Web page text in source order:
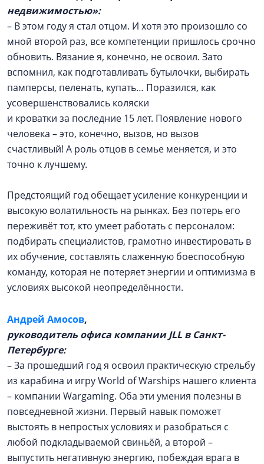
недвижимостью»:
– В этом году я стал отцом. И хотя это произошло со
мной второй раз, все компетенции пришлось срочно
обновить. Вязание я, конечно, не освоил. Зато
вспомнил, как подготавливать бутылочки, выбирать
памперсы, пеленать, купать… Поразился, как
усовершенствовались коляски
и кроватки за последние 15 лет. Появление нового
человека – это, конечно, вызов, но вызов
счастливый! А роль отцов в семье меняется, и это
точно к лучшему.
Предстоящий год обещает усиление конкуренции и
высокую волатильность на рынках. Без потерь его
переживёт тот, кто умеет работать с персоналом:
подбирать специалистов, грамотно инвестировать в
их обучение, составлять слаженную боеспособную
команду, которая не потеряет энергии и оптимизма в
условиях высокой неопределённости.
Андрей Амосов,
руководитель офиса компании JLL в Санкт-
Петербурге:
– За прошедший год я освоил практическую стрельбу
из карабина и игру World of Warships нашего клиента
– компании Wargaming. Оба эти умения полезны в
повседневной жизни. Первый навык поможет
выстоять в непростых условиях и разобраться с
любой подкладываемой свиньёй, а второй –
выпустить негативную энергию, побеждая врага в